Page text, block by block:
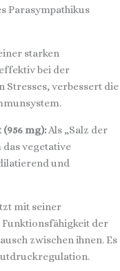
Parasympathikus
starken
bei der
verbessert die
mg):Als „Salz der
vegetative
und
mit seiner
der
zwischen ihnen. Es